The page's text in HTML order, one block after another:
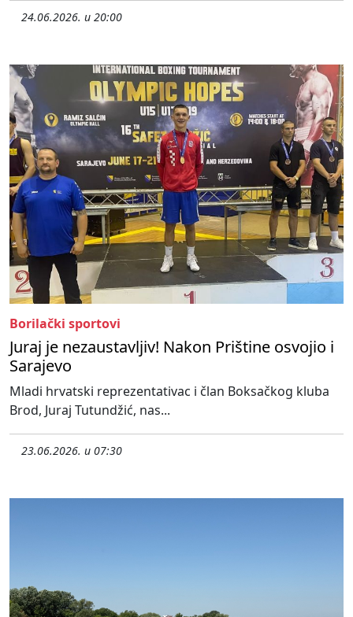
24.06.2026. u 20:00
Borilački sportovi
Juraj je nezaustavljiv! Nakon Prištine osvojio i
Sarajevo
Mladi hrvatski reprezentativac i član Boksačkog kluba
Brod, Juraj Tutundžić, nas...
23.06.2026. u 07:30